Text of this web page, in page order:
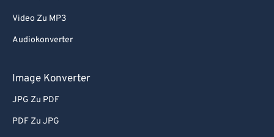
Video Zu MP3
Audiokonverter
Image Konverter
JPG Zu PDF
PDF Zu JPG